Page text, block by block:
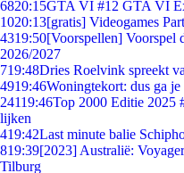
6820:15GTA VI #12 GTA VI
1020:13[gratis] Videogames
4319:50[Voorspellen] Voorspel
2026/2027
719:48Dries Roelvink spreekt
4919:46Woningtekort: dus ga
24119:46Top 2000 Editie 2025
lijken
419:42Last minute balie
819:39[2023] Australië:
Tilburg